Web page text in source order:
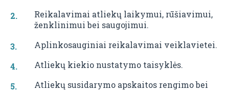
Reikalavimai atliekų laikymui, rūšiavimui,
ženklinimui bei saugojimui.
Aplinkosauginiai reikalavimai veiklavietei.
Atliekų kiekio nustatymo taisyklės.
Atliekų susidarymo apskaitos rengimo bei